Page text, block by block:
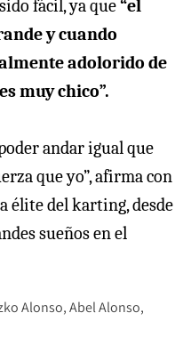
fácil, ya que“el
y cuando
adolorido de
muy chico”.
andar igual que
que yo”, afirma con
élite del karting, desde
sueños en el
Alonso Abel Alonso